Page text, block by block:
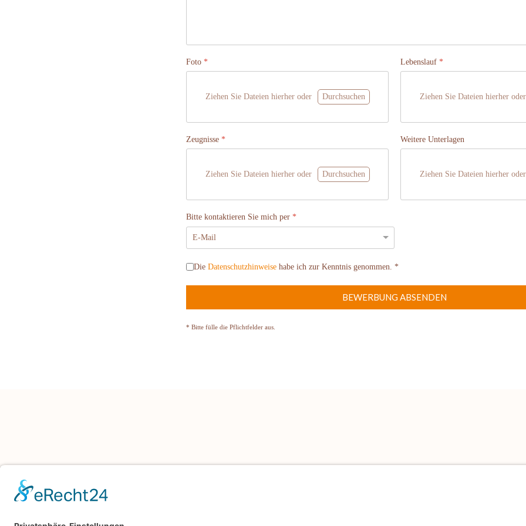
Foto *
Ziehen Sie Dateien hierher oder Durchsuchen
Lebenslauf *
Ziehen Sie Dateien hierher oder
Zeugnisse *
Ziehen Sie Dateien hierher oder Durchsuchen
Weitere Unterlagen
Ziehen Sie Dateien hierher oder
Bitte kontaktieren Sie mich per *
Die Datenschutzhinweise habe ich zur Kenntnis genommen. *
BEWERBUNG ABSENDEN
* Bitte fülle die Pflichtfelder aus.
ANSCHRIFT KONTAKT